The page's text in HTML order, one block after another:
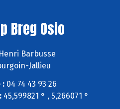
Breg Osio
Barbusse
Jallieu
: 04 74 43 93 26
45,599821 ° , 5,266071 °